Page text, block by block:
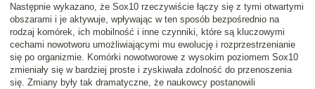
Następnie wykazano, że Sox10 rzeczywiście łączy się z tymi otwartymi
obszarami i je aktywuje, wpływając w ten sposób bezpośrednio na
rodzaj komórek, ich mobilność i inne czynniki, które są kluczowymi
cechami nowotworu umożliwiającymi mu ewolucję i rozprzestrzenianie
się po organizmie. Komórki nowotworowe z wysokim poziomem Sox10
zmieniały się w bardziej proste i zyskiwała zdolność do przenoszenia
się. Zmiany były tak dramatyczne, że naukowcy postanowili